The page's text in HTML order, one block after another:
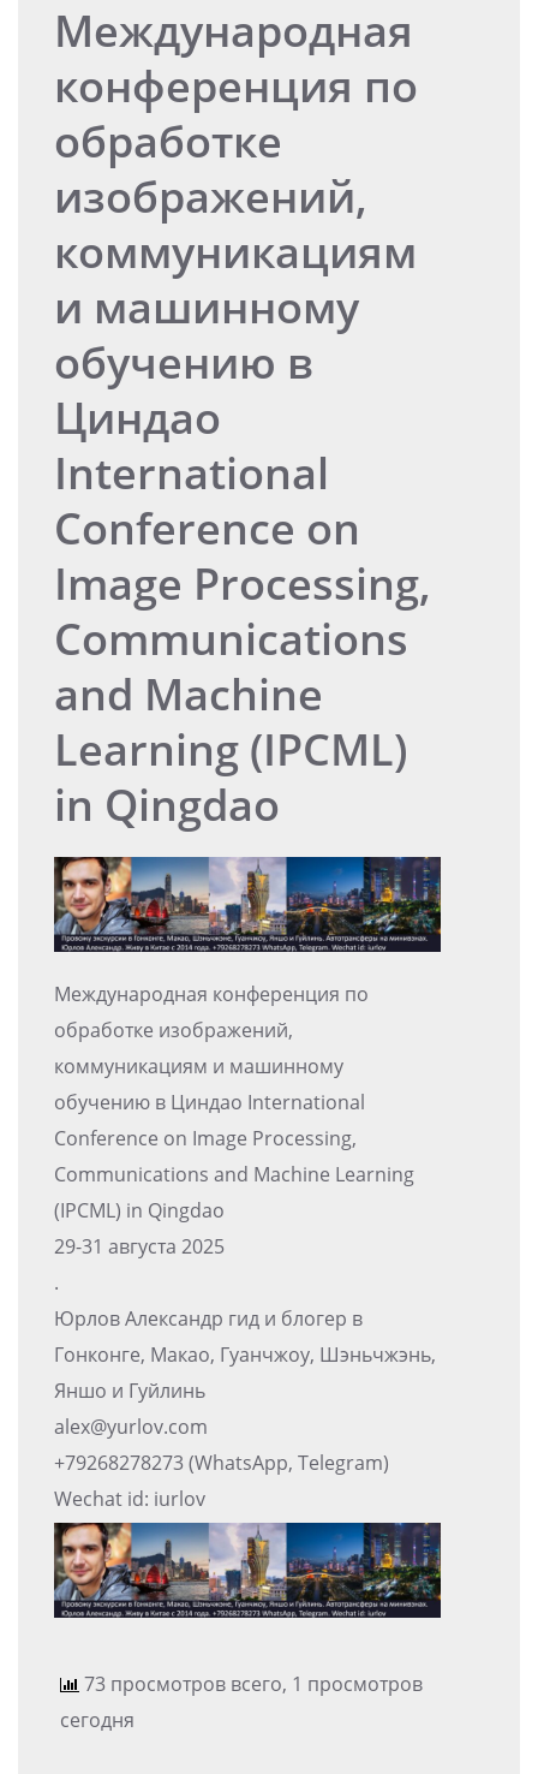
Международная
конференция по
обработке
изображений,
коммуникациям
и машинному
обучению в
Циндао
International
Conference on
Image Processing,
Communications
and Machine
Learning (IPCML)
in Qingdao
Международная конференция по
обработке изображений,
коммуникациям и машинному
обучению в Циндао International
Conference on Image Processing,
Communications and Machine Learning
(IPCML) in Qingdao
29-31 августа 2025
.
Юрлов Александр гид и блогер в
Гонконге, Макао, Гуанчжоу, Шэньчжэнь,
Яншо и Гуйлинь
alex@yurlov.com
+79268278273 (WhatsApp, Telegram)
Wechat id: iurlov
73 просмотров всего, 1 просмотров
сегодня